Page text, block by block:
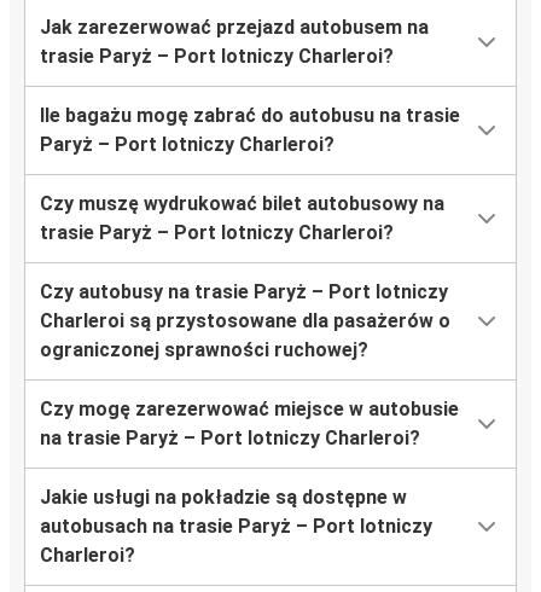
Jak zarezerwować przejazd autobusem na
trasie Paryż – Port lotniczy Charleroi?
Ile bagażu mogę zabrać do autobusu na trasie
Paryż – Port lotniczy Charleroi?
Czy muszę wydrukować bilet autobusowy na
trasie Paryż – Port lotniczy Charleroi?
Czy autobusy na trasie Paryż – Port lotniczy
Charleroi są przystosowane dla pasażerów o
ograniczonej sprawności ruchowej?
Czy mogę zarezerwować miejsce w autobusie
na trasie Paryż – Port lotniczy Charleroi?
Jakie usługi na pokładzie są dostępne w
autobusach na trasie Paryż – Port lotniczy
Charleroi?